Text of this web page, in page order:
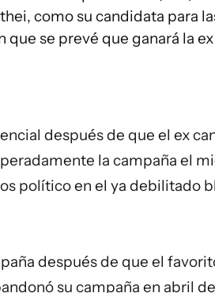
como su candidata para
se prevé que ganará la
después de que el ex
la campaña el
político en el ya debilitado
después de que el
su campaña en abril